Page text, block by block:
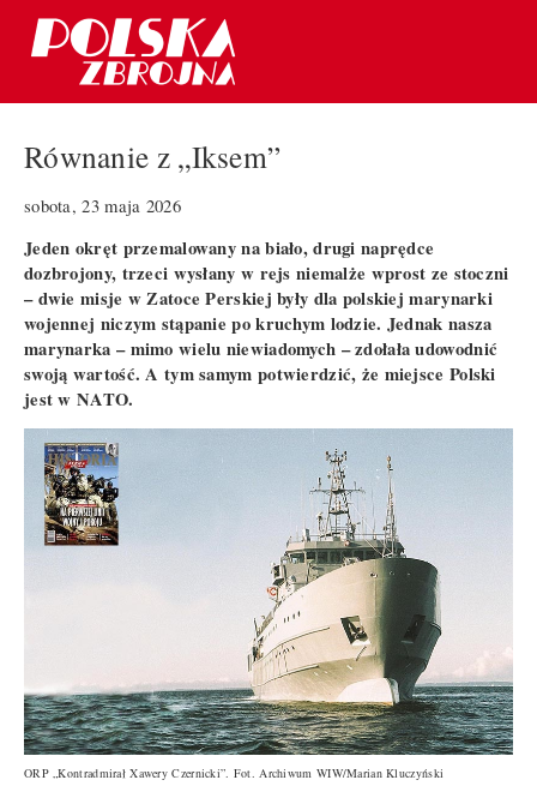
Równanie z „Iksem”
sobota, 23 maja 2026
Jeden okręt przemalowany na biało, drugi naprędce
dozbrojony, trzeci wysłany w rejs niemalże wprost ze stoczni
– dwie misje w Zatoce Perskiej były dla polskiej marynarki
wojennej niczym stąpanie po kruchym lodzie. Jednak nasza
marynarka – mimo wielu niewiadomych – zdołała udowodnić
swoją wartość. A tym samym potwierdzić, że miejsce Polski
jest w NATO.
ORP „Kontradmirał Xawery Czernicki”. Fot. Archiwum WIW/Marian Kluczyński